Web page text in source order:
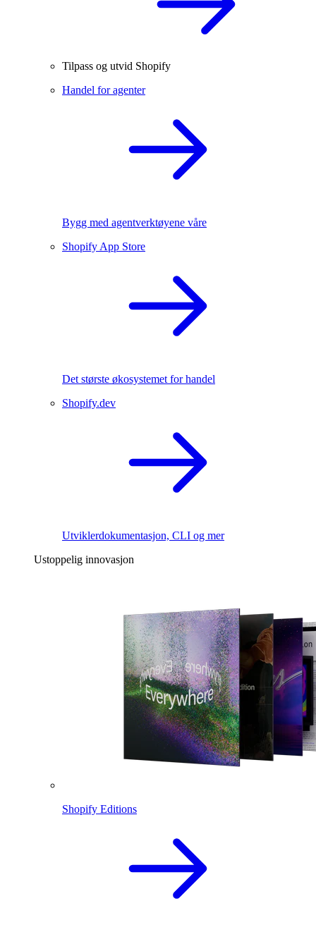
Tilpass og utvid Shopify
Handel for agenter
Bygg med agentverktøyene våre
Shopify App Store
Det største økosystemet for handel
Shopify.dev
Utviklerdokumentasjon, CLI og mer
Ustoppelig innovasjon
Shopify Editions